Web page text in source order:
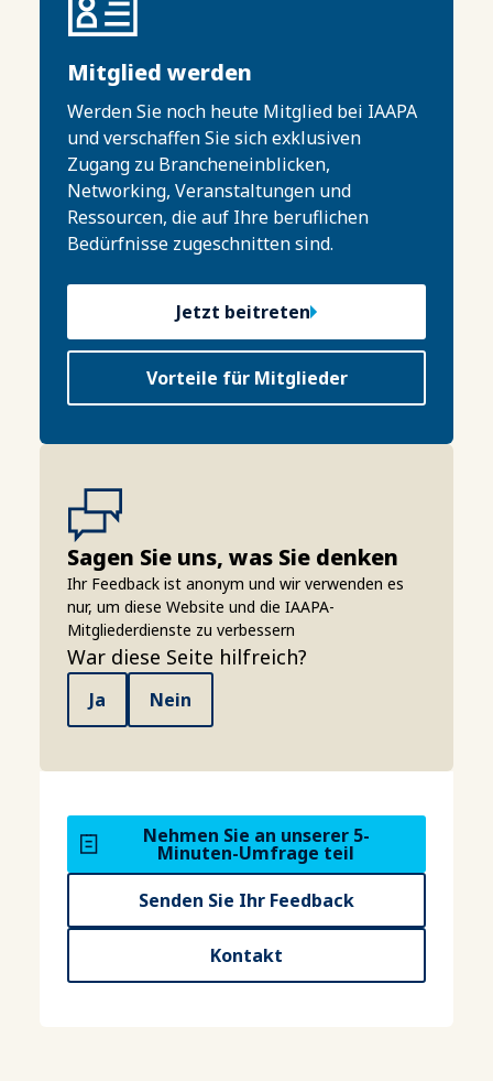
Mitglied werden
Werden Sie noch heute Mitglied bei IAAPA
und verschaffen Sie sich exklusiven
Zugang zu Brancheneinblicken,
Networking, Veranstaltungen und
Ressourcen, die auf Ihre beruflichen
Bedürfnisse zugeschnitten sind.
Jetzt beitreten
Vorteile für Mitglieder
Sagen Sie uns, was Sie denken
Ihr Feedback ist anonym und wir verwenden es
nur, um diese Website und die IAAPA-
Mitgliederdienste zu verbessern
War diese Seite hilfreich?
Ja Nein
Nehmen Sie an unserer 5-
Minuten-Umfrage teil
Senden Sie Ihr Feedback
Kontakt